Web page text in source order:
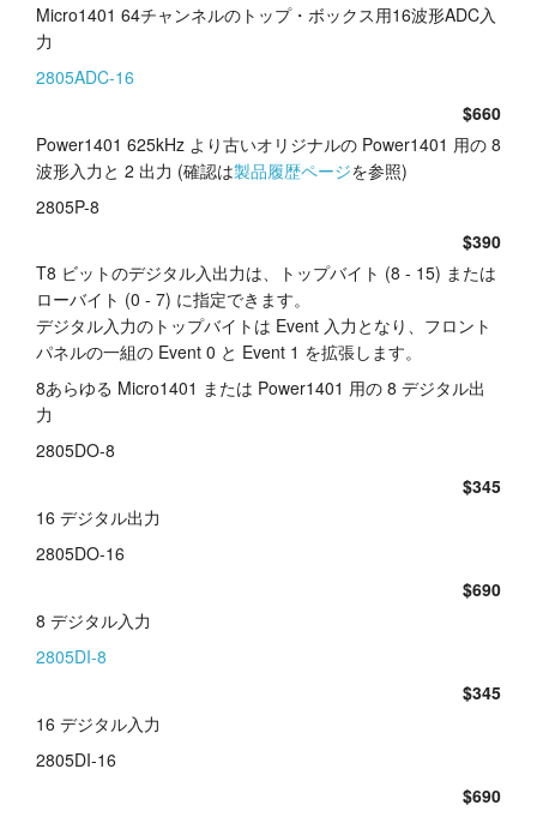
Micro1401 64チャンネルのトップ・ボックス用16波形ADC入
力
2805ADC-16
$660
Power1401 625kHz より古いオリジナルの Power1401 用の 8
波形入力と 2 出力 (確認は製品履歴ページを参照)
2805P-8
$390
T8 ビットのデジタル入出力は、トップバイト (8 - 15) または
ローバイト (0 - 7) に指定できます。
デジタル入力のトップバイトは Event 入力となり、フロント
パネルの一組の Event 0 と Event 1 を拡張します。
8あらゆる Micro1401 または Power1401 用の 8 デジタル出
力
2805DO-8
$345
16 デジタル出力
2805DO-16
$690
8 デジタル入力
2805DI-8
$345
16 デジタル入力
2805DI-16
$690